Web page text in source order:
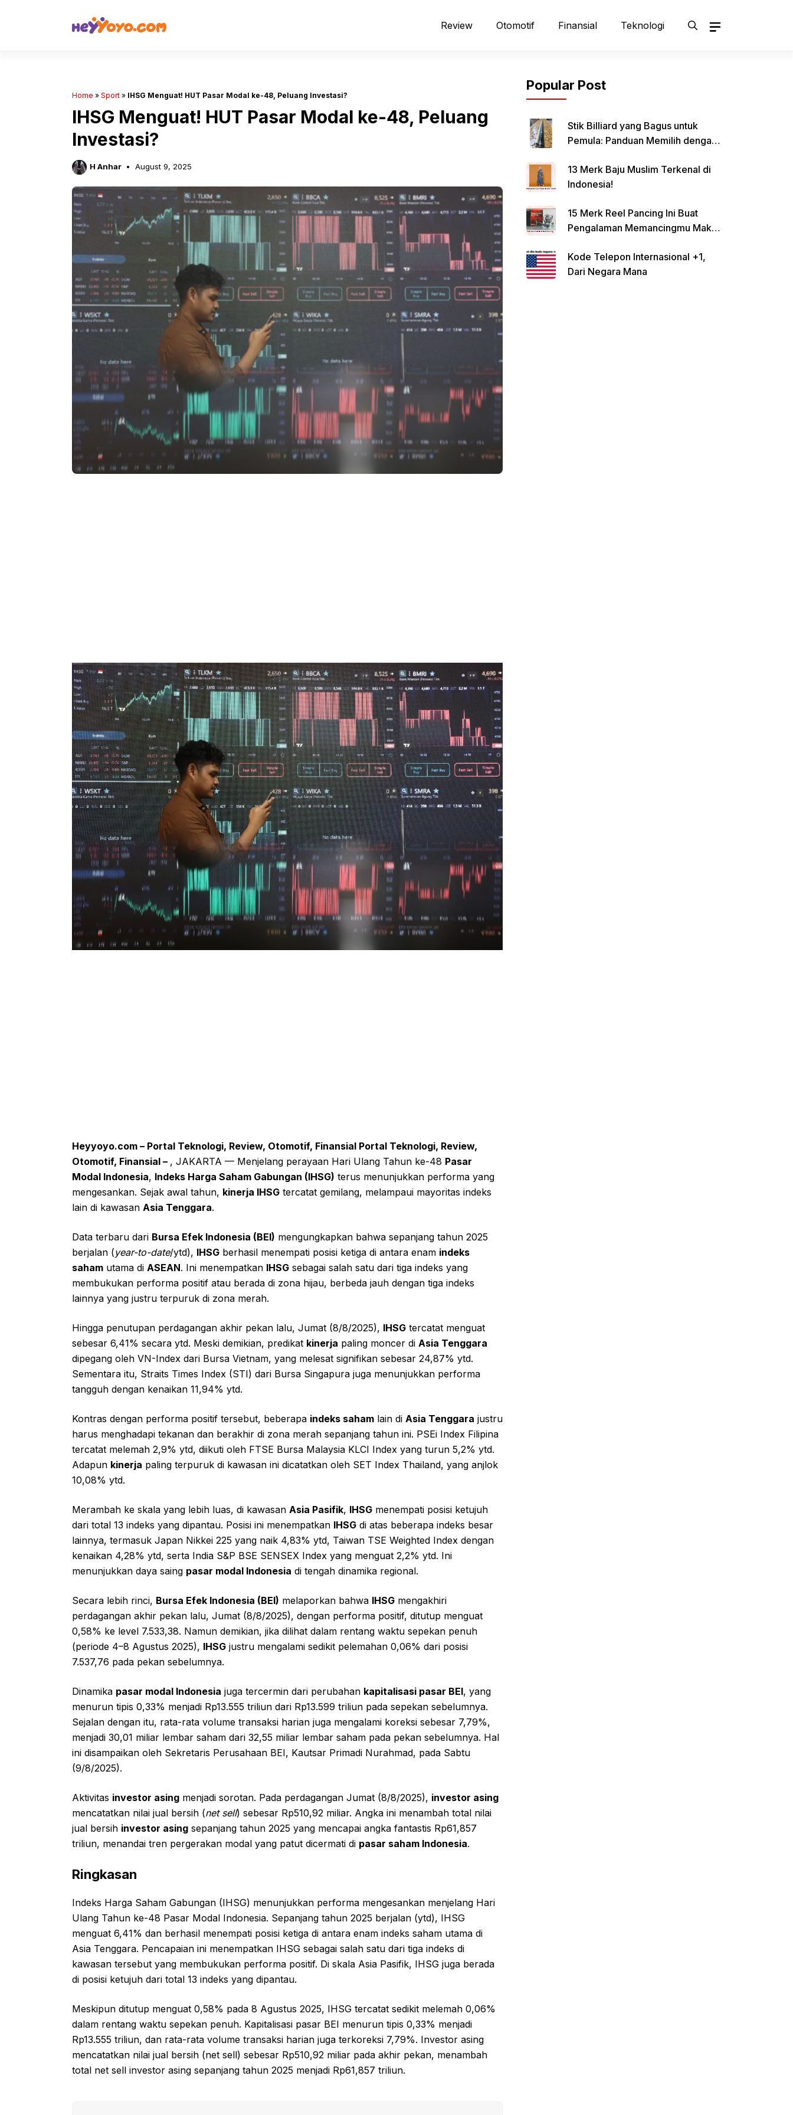
Review Otomotif Finansial Teknologi
Home » Sport » IHSG Menguat! HUT Pasar Modal ke-48, Peluang Investasi?
IHSG Menguat! HUT Pasar Modal ke-48, Peluang
Investasi?
H Anhar August 9, 2025
Heyyoyo.com – Portal Teknologi, Review, Otomotif, Finansial Portal Teknologi, Review,
Otomotif, Finansial – , JAKARTA — Menjelang perayaan Hari Ulang Tahun ke-48 Pasar
Modal Indonesia, Indeks Harga Saham Gabungan (IHSG) terus menunjukkan performa yang
mengesankan. Sejak awal tahun, kinerja IHSG tercatat gemilang, melampaui mayoritas indeks
lain di kawasan Asia Tenggara.
Data terbaru dari Bursa Efek Indonesia (BEI) mengungkapkan bahwa sepanjang tahun 2025
berjalan (year-to-date/ytd), IHSG berhasil menempati posisi ketiga di antara enam indeks
saham utama di ASEAN. Ini menempatkan IHSG sebagai salah satu dari tiga indeks yang
membukukan performa positif atau berada di zona hijau, berbeda jauh dengan tiga indeks
lainnya yang justru terpuruk di zona merah.
Hingga penutupan perdagangan akhir pekan lalu, Jumat (8/8/2025), IHSG tercatat menguat
sebesar 6,41% secara ytd. Meski demikian, predikat kinerja paling moncer di Asia Tenggara
dipegang oleh VN-Index dari Bursa Vietnam, yang melesat signifikan sebesar 24,87% ytd.
Sementara itu, Straits Times Index (STI) dari Bursa Singapura juga menunjukkan performa
tangguh dengan kenaikan 11,94% ytd.
Kontras dengan performa positif tersebut, beberapa indeks saham lain di Asia Tenggara justru
harus menghadapi tekanan dan berakhir di zona merah sepanjang tahun ini. PSEi Index Filipina
tercatat melemah 2,9% ytd, diikuti oleh FTSE Bursa Malaysia KLCI Index yang turun 5,2% ytd.
Adapun kinerja paling terpuruk di kawasan ini dicatatkan oleh SET Index Thailand, yang anjlok
10,08% ytd.
Merambah ke skala yang lebih luas, di kawasan Asia Pasifik, IHSG menempati posisi ketujuh
dari total 13 indeks yang dipantau. Posisi ini menempatkan IHSG di atas beberapa indeks besar
lainnya, termasuk Japan Nikkei 225 yang naik 4,83% ytd, Taiwan TSE Weighted Index dengan
kenaikan 4,28% ytd, serta India S&P BSE SENSEX Index yang menguat 2,2% ytd. Ini
menunjukkan daya saing pasar modal Indonesia di tengah dinamika regional.
Secara lebih rinci, Bursa Efek Indonesia (BEI) melaporkan bahwa IHSG mengakhiri
perdagangan akhir pekan lalu, Jumat (8/8/2025), dengan performa positif, ditutup menguat
0,58% ke level 7.533,38. Namun demikian, jika dilihat dalam rentang waktu sepekan penuh
(periode 4–8 Agustus 2025), IHSG justru mengalami sedikit pelemahan 0,06% dari posisi
7.537,76 pada pekan sebelumnya.
Dinamika pasar modal Indonesia juga tercermin dari perubahan kapitalisasi pasar BEI, yang
menurun tipis 0,33% menjadi Rp13.555 triliun dari Rp13.599 triliun pada sepekan sebelumnya.
Sejalan dengan itu, rata-rata volume transaksi harian juga mengalami koreksi sebesar 7,79%,
menjadi 30,01 miliar lembar saham dari 32,55 miliar lembar saham pada pekan sebelumnya. Hal
ini disampaikan oleh Sekretaris Perusahaan BEI, Kautsar Primadi Nurahmad, pada Sabtu
(9/8/2025).
Aktivitas investor asing menjadi sorotan. Pada perdagangan Jumat (8/8/2025), investor asing
mencatatkan nilai jual bersih (net sell) sebesar Rp510,92 miliar. Angka ini menambah total nilai
jual bersih investor asing sepanjang tahun 2025 yang mencapai angka fantastis Rp61,857
triliun, menandai tren pergerakan modal yang patut dicermati di pasar saham Indonesia.
Ringkasan
Indeks Harga Saham Gabungan (IHSG) menunjukkan performa mengesankan menjelang Hari
Ulang Tahun ke-48 Pasar Modal Indonesia. Sepanjang tahun 2025 berjalan (ytd), IHSG
menguat 6,41% dan berhasil menempati posisi ketiga di antara enam indeks saham utama di
Asia Tenggara. Pencapaian ini menempatkan IHSG sebagai salah satu dari tiga indeks di
kawasan tersebut yang membukukan performa positif. Di skala Asia Pasifik, IHSG juga berada
di posisi ketujuh dari total 13 indeks yang dipantau.
Meskipun ditutup menguat 0,58% pada 8 Agustus 2025, IHSG tercatat sedikit melemah 0,06%
dalam rentang waktu sepekan penuh. Kapitalisasi pasar BEI menurun tipis 0,33% menjadi
Rp13.555 triliun, dan rata-rata volume transaksi harian juga terkoreksi 7,79%. Investor asing
mencatatkan nilai jual bersih (net sell) sebesar Rp510,92 miliar pada akhir pekan, menambah
total net sell investor asing sepanjang tahun 2025 menjadi Rp61,857 triliun.
Popular Post
Stik Billiard yang Bagus untuk
Pemula: Panduan Memilih dengan
13 Merk Baju Muslim Terkenal di
Indonesia!
15 Merk Reel Pancing Ini Buat
Pengalaman Memancingmu Makin
Kode Telepon Internasional +1,
Dari Negara Mana